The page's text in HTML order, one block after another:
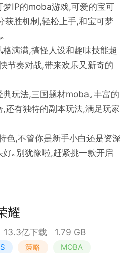
梦IP的moba游戏,可爱的宝可
获胜机制,轻松上手,和宝可梦
格满满,搞怪人设和趣味技能超
节奏对战,带来欢乐又新奇的
典玩法,三国题材moba｡丰富的
还有独特的副本玩法,满足玩家
色,不管你是新手小白还是资深
｡别犹豫啦,赶紧挑一款开启
耀
13.3亿下载 1.79 GB
策略 MOBA